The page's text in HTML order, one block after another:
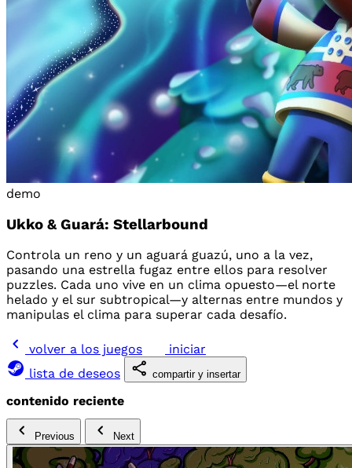
demo
Ukko & Guará: Stellarbound
Controla un reno y un aguará guazú, uno a la vez,
pasando una estrella fugaz entre ellos para resolver
puzzles. Cada uno vive en un clima opuesto—el norte
helado y el sur subtropical—y alternas entre mundos y
manipulas el clima para superar cada desafío.
volver a los juegos
iniciar
lista de deseos
compartir y insertar
contenido reciente
Previous Next